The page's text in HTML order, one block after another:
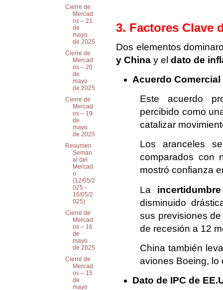
3. Factores Clave
Dos elementos
y China y eldato de
Acuerdo Comercial
Este acuerdo
percibido como
catalizar
Los aranceles
comparados con
mostró confianza
La
disminuido
sus previsiones
de recesión a 12
China también
aviones Boeing, lo
Dato de IPC de
Cierre de
Mercad
os – 21
de
mayo
de 2025
Cierre de
Mercad
os – 20
de
mayo
de 2025
Cierre de
Mercad
os – 19
de
mayo
de 2025
Resumen
Seman
al del
Mercad
o
(12/05/2
025 -
16/05/2
025)
Cierre de
Mercad
os – 16
de
mayo
de 2025
Cierre de
Mercad
os – 15
de
mayo